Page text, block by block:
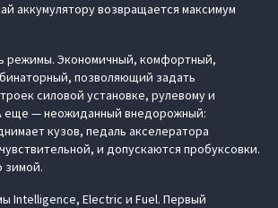
аккумулятору возвращается максимум
режимы. Экономичный, комфортный,
позволяющий задать
силовой установке, рулевому и
еще — неожиданный внедорожный:
кузов, педаль акселератора
и допускаются пробуксовки.
зимой.
Intelligence, Electric и Fuel. Первый